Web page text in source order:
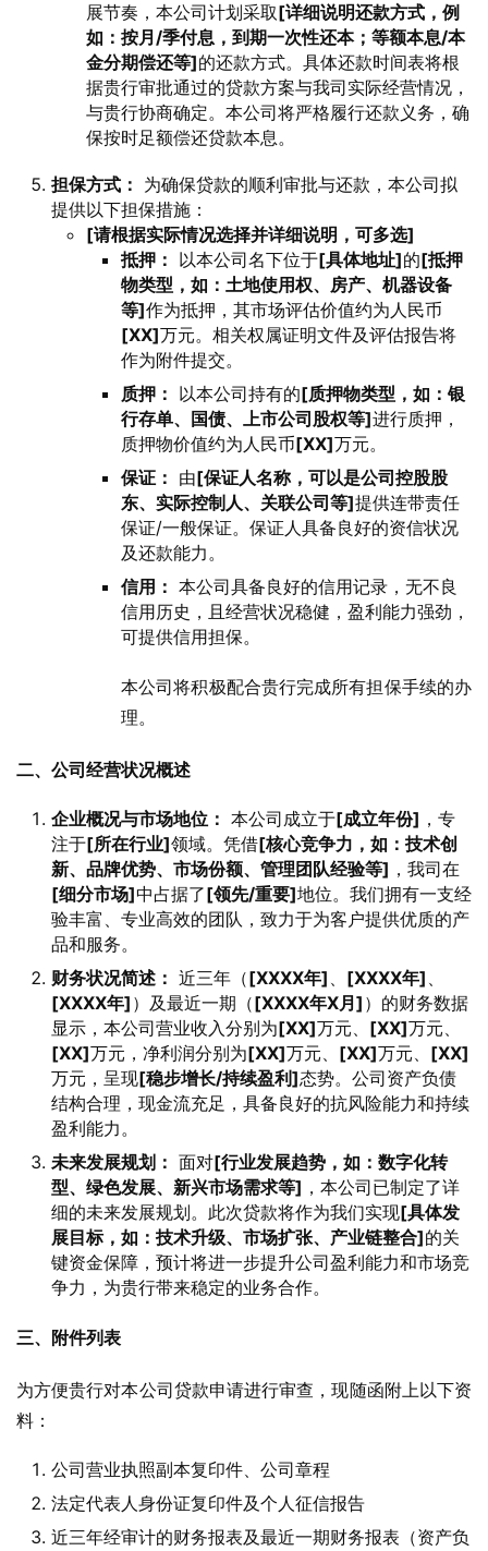
展节奏，本公司计划采取[详细说明还款方式，例
如：按月/季付息，到期一次性还本；等额本息/本
金分期偿还等]的还款方式。具体还款时间表将根
据贵行审批通过的贷款方案与我司实际经营情况，
与贵行协商确定。本公司将严格履行还款义务，确
保按时足额偿还贷款本息。
担保方式： 为确保贷款的顺利审批与还款，本公司拟
提供以下担保措施：
[请根据实际情况选择并详细说明，可多选]
抵押： 以本公司名下位于[具体地址]的[抵押
物类型，如：土地使用权、房产、机器设备
等]作为抵押，其市场评估价值约为人民币
[XX]万元。相关权属证明文件及评估报告将
作为附件提交。
质押： 以本公司持有的[质押物类型，如：银
行存单、国债、上市公司股权等]进行质押，
质押物价值约为人民币[XX]万元。
保证： 由[保证人名称，可以是公司控股股
东、实际控制人、关联公司等]提供连带责任
保证/一般保证。保证人具备良好的资信状况
及还款能力。
信用： 本公司具备良好的信用记录，无不良
信用历史，且经营状况稳健，盈利能力强劲，
可提供信用担保。
本公司将积极配合贵行完成所有担保手续的办
理。
二、公司经营状况概述
企业概况与市场地位： 本公司成立于[成立年份] ，专
注于[所在行业]领域。凭借[核心竞争力，如：技术创
新、品牌优势、市场份额、管理团队经验等] ，我司在
[细分市场]中占据了[领先/重要]地位。我们拥有一支经
验丰富、专业高效的团队，致力于为客户提供优质的产
品和服务。
财务状况简述： 近三年（[XXXX年] 、 [XXXX年] 、
[XXXX年] ）及最近一期（[XXXX年X月] ）的财务数据
显示，本公司营业收入分别为[XX]万元、 [XX]万元、
[XX]万元，净利润分别为[XX]万元、 [XX]万元、 [XX]
万元，呈现[稳步增长/持续盈利]态势。公司资产负债
结构合理，现金流充足，具备良好的抗风险能力和持续
盈利能力。
未来发展规划： 面对[行业发展趋势，如：数字化转
型、绿色发展、新兴市场需求等] ，本公司已制定了详
细的未来发展规划。此次贷款将作为我们实现[具体发
展目标，如：技术升级、市场扩张、产业链整合]的关
键资金保障，预计将进一步提升公司盈利能力和市场竞
争力，为贵行带来稳定的业务合作。
三、附件列表
为方便贵行对本公司贷款申请进行审查，现随函附上以下资
料：
公司营业执照副本复印件、公司章程
法定代表人身份证复印件及个人征信报告
近三年经审计的财务报表及最近一期财务报表（资产负